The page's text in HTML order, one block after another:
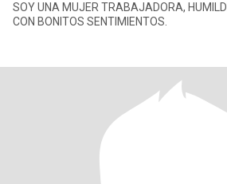
SOY UNA MUJER TRABAJADORA,
CON BONITOS SENTIMIENTOS.